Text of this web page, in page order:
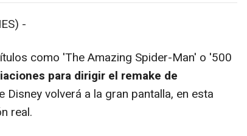
-
como 'The Amazing Spider-Man' o '500
para dirigir el remake de
Disney volverá a la gran pantalla, en esta
real.